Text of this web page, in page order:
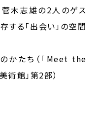
菅木志雄の2人のゲス
する「出会い」の空間
かたち（「Meet the
館」第2部）